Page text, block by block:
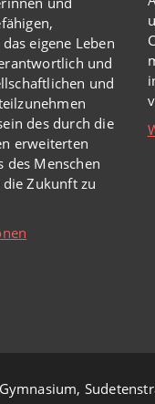
eigene Leben
und
und
des durch die
erweiterten
des Menschen
Zukunft zu